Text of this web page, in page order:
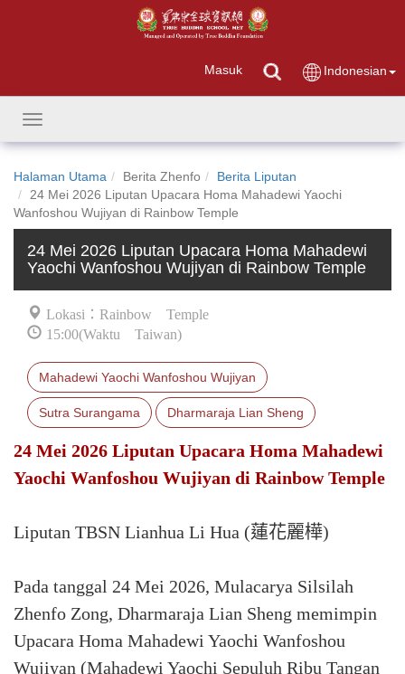
Masuk Indonesian
Toggle
navigation
Halaman Utama Berita Zhenfo
Berita Liputan
24 Mei 2026 Liputan Upacara Homa Mahadewi Yaochi
Wanfoshou Wujiyan di Rainbow Temple
24 Mei 2026 Liputan Upacara Homa Mahadewi
Yaochi Wanfoshou Wujiyan di Rainbow Temple
Lokasi：Rainbow Temple
15:00(Waktu Taiwan)
Mahadewi Yaochi Wanfoshou Wujiyan
Sutra Surangama Dharmaraja Lian Sheng
24 Mei 2026 Liputan Upacara Homa Mahadewi
Yaochi Wanfoshou Wujiyan di Rainbow Temple
Liputan TBSN Lianhua Li Hua (蓮花麗樺)
Pada tanggal 24 Mei 2026, Mulacarya Silsilah
Zhenfo Zong, Dharmaraja Lian Sheng memimpin
Upacara Homa Mahadewi Yaochi Wanfoshou
Wujiyan (Mahadewi Yaochi Sepuluh Ribu Tangan